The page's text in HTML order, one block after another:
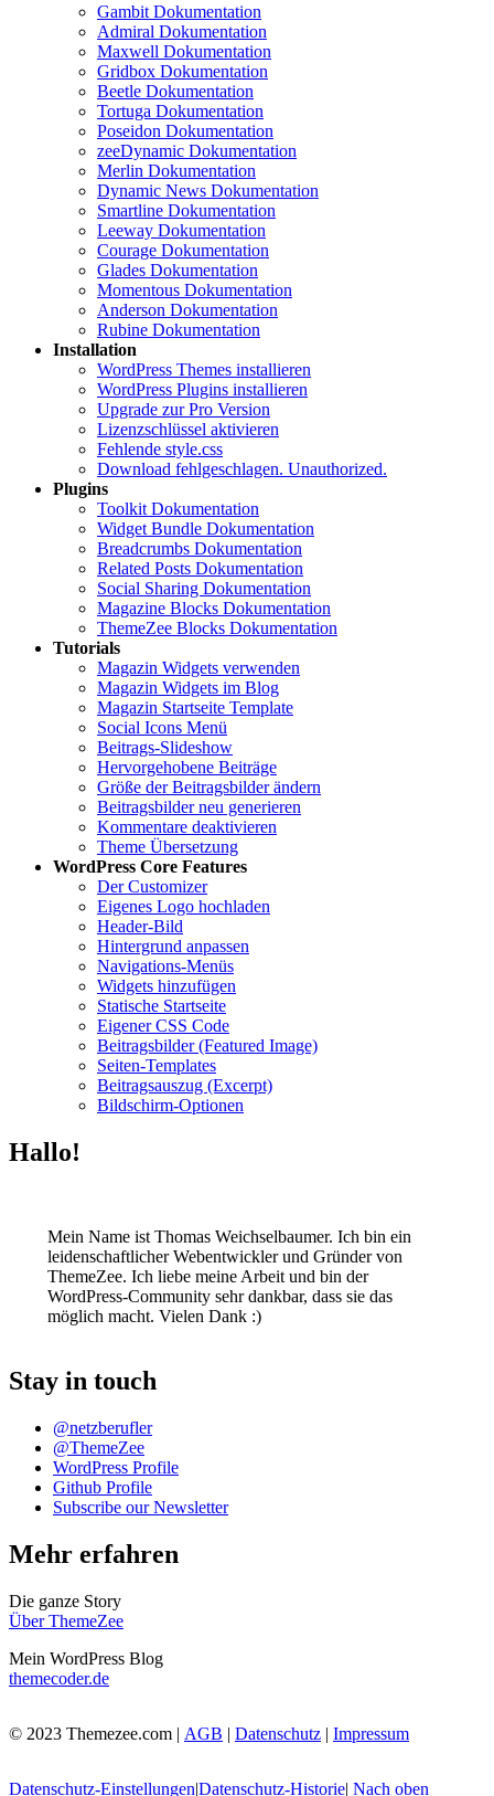
Gambit Dokumentation
Admiral Dokumentation
Maxwell Dokumentation
Gridbox Dokumentation
Beetle Dokumentation
Tortuga Dokumentation
Poseidon Dokumentation
zeeDynamic Dokumentation
Merlin Dokumentation
Dynamic News Dokumentation
Smartline Dokumentation
Leeway Dokumentation
Courage Dokumentation
Glades Dokumentation
Momentous Dokumentation
Anderson Dokumentation
Rubine Dokumentation
Installation
WordPress Themes installieren
WordPress Plugins installieren
Upgrade zur Pro Version
Lizenzschlüssel aktivieren
Fehlende style.css
Download fehlgeschlagen. Unauthorized.
Plugins
Toolkit Dokumentation
Widget Bundle Dokumentation
Breadcrumbs Dokumentation
Related Posts Dokumentation
Social Sharing Dokumentation
Magazine Blocks Dokumentation
ThemeZee Blocks Dokumentation
Tutorials
Magazin Widgets verwenden
Magazin Widgets im Blog
Magazin Startseite Template
Social Icons Menü
Beitrags-Slideshow
Hervorgehobene Beiträge
Größe der Beitragsbilder ändern
Beitragsbilder neu generieren
Kommentare deaktivieren
Theme Übersetzung
WordPress Core Features
Der Customizer
Eigenes Logo hochladen
Header-Bild
Hintergrund anpassen
Navigations-Menüs
Widgets hinzufügen
Statische Startseite
Eigener CSS Code
Beitragsbilder (Featured Image)
Seiten-Templates
Beitragsauszug (Excerpt)
Bildschirm-Optionen
Hallo!
Mein Name ist Thomas Weichselbaumer. Ich bin ein
leidenschaftlicher Webentwickler und Gründer von
ThemeZee. Ich liebe meine Arbeit und bin der
WordPress-Community sehr dankbar, dass sie das
möglich macht. Vielen Dank :)
Stay in touch
@netzberufler
@ThemeZee
WordPress Profile
Github Profile
Subscribe our Newsletter
Mehr erfahren
Die ganze Story
Über ThemeZee
Mein WordPress Blog
themecoder.de
© 2023 Themezee.com | AGB | Datenschutz | Impressum
Datenschutz-Einstellungen|Datenschutz-Historie| Nach oben